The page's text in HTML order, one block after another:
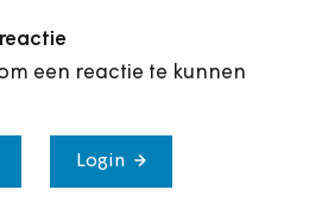
een reactie te kunnen
Login